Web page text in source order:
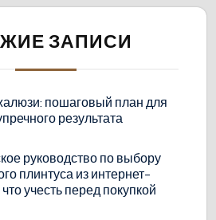
ЗАПИСИ
пошаговый план для
результата
руководство по выбору
плинтуса из интернет-
учесть перед покупкой